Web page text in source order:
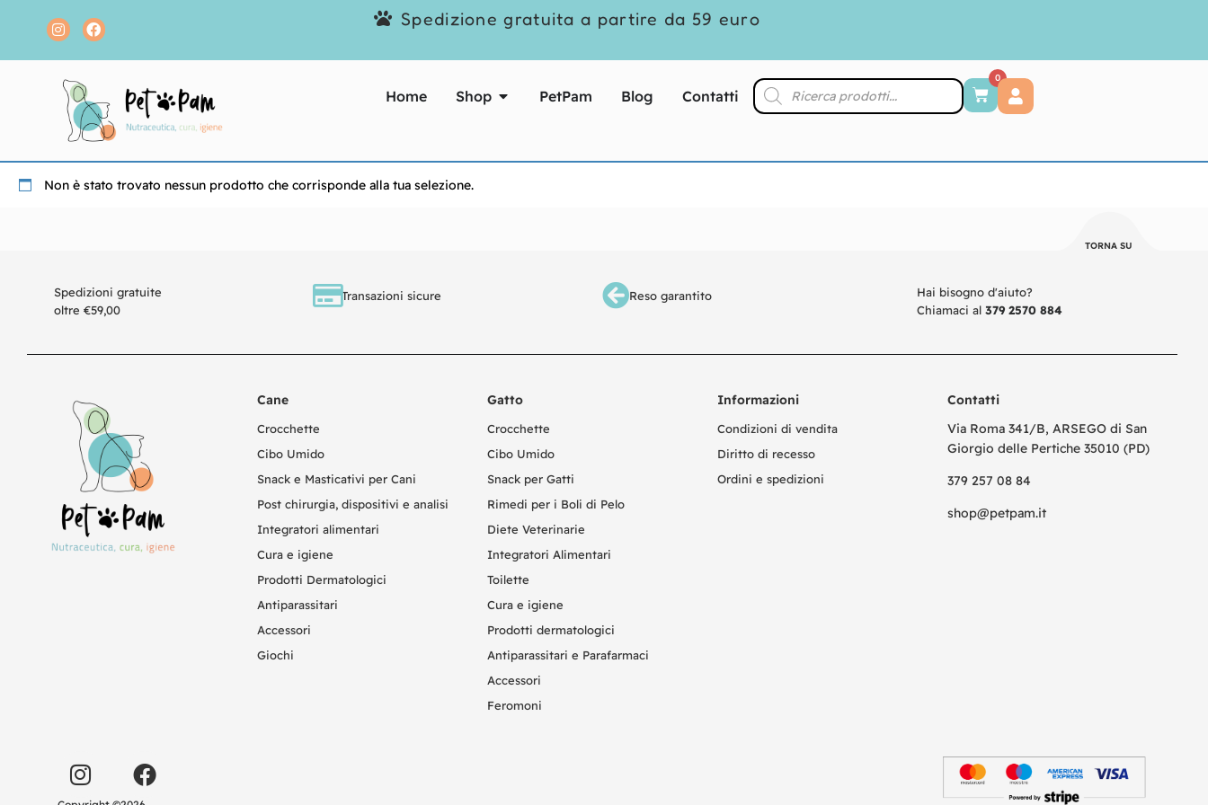
Spedizione gratuita a partire da 59 euro
Home Shop PetPam Blog Contatti
0
Non è stato trovato nessun prodotto che corrisponde alla tua selezione.
TORNA SU
Spedizioni gratuite
oltre €59,00
Transazioni sicure Reso garantito
Hai bisogno d'aiuto?
Chiamaci al 379 2570 884
Cane
Crocchette
Cibo Umido
Snack e Masticativi per Cani
Post chirurgia, dispositivi e analisi
Integratori alimentari
Cura e igiene
Prodotti Dermatologici
Antiparassitari
Accessori
Giochi
Gatto
Crocchette
Cibo Umido
Snack per Gatti
Rimedi per i Boli di Pelo
Diete Veterinarie
Integratori Alimentari
Toilette
Cura e igiene
Prodotti dermatologici
Antiparassitari e Parafarmaci
Accessori
Feromoni
Informazioni
Condizioni di vendita
Diritto di recesso
Ordini e spedizioni
Contatti
Via Roma 341/B, ARSEGO di San
Giorgio delle Pertiche 35010 (PD)
379 257 08 84
shop@petpam.it